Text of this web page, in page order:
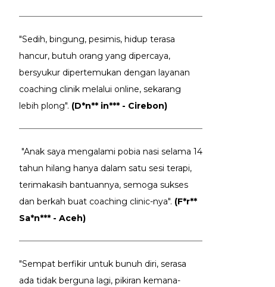
"Sedih, bingung, pesimis, hidup terasa
hancur, butuh orang yang dipercaya,
bersyukur dipertemukan dengan layanan
coaching clinik melalui online, sekarang
lebih plong". (D*n** in*** - Cirebon)
"Anak saya mengalami pobia nasi selama 14
tahun hilang hanya dalam satu sesi terapi,
terimakasih bantuannya, semoga sukses
dan berkah buat coaching clinic-nya". (F*r**
Sa*n*** - Aceh)
"Sempat berfikir untuk bunuh diri, serasa
ada tidak berguna lagi, pikiran kemana-